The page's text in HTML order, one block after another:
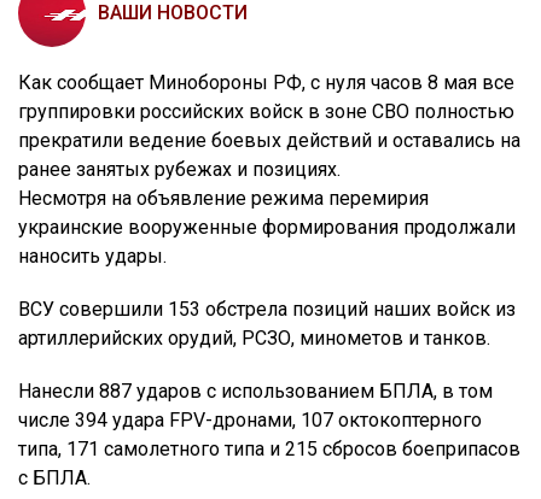
ВАШИ НОВОСТИ
Как сообщает Минобороны РФ, с нуля часов 8 мая все
группировки российских войск в зоне СВО полностью
прекратили ведение боевых действий и оставались на
ранее занятых рубежах и позициях.
Несмотря на объявление режима перемирия
украинские вооруженные формирования продолжали
наносить удары.
ВСУ совершили 153 обстрела позиций наших войск из
артиллерийских орудий, РСЗО, минометов и танков.
Нанесли 887 ударов с использованием БПЛА, в том
числе 394 удара FPV-дронами, 107 октокоптерного
типа, 171 самолетного типа и 215 сбросов боеприпасов
с БПЛА.